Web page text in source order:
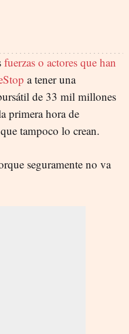
fuerzas o actores que han
a tener una
de 33 mil millones
primera hora de
tampoco lo crean.
seguramente no va